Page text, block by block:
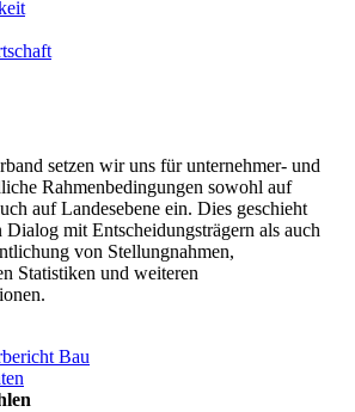
setzen wir uns für unternehmer- und
Rahmenbedingungen sowohl auf
auf Landesebene ein. Dies geschieht
mit Entscheidungsträgern als auch
von Stellungnahmen,
Statistiken und weiteren
Bau